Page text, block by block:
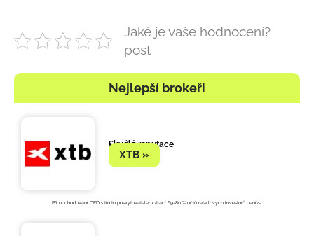
Jaké je vaše hodnocení?
post
Nejlepší brokeři
1. místo
Skvělá reputace
XTB »
Při obchodování CFD s tímto poskytovatelem ztrácí 69-80 % účtů retailových investorů peníze.